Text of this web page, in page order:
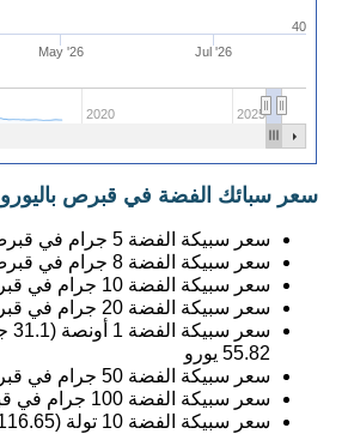
May '26 Jul '26
2020 2025
40
سعر سبائك الفضة في قبرص باليورو
سعر سبيكة الفضة 5 جرام في قبرص:
سعر سبيكة الفضة 8 جرام في قبرص:
سعر سبيكة الفضة 10 جرام في قبرص:
سعر سبيكة الفضة 20 جرام في قبرص:
سعر سبيكة الفضة 1 أونصة (31.1 جرام) في قبرص:
55.82 يورو
سعر سبيكة الفضة 50 جرام في قبرص:
سعر سبيكة الفضة 100 جرام في قبرص:
سعر سبيكة الفضة 10 تولة (116.65 جرام) في قبرص: